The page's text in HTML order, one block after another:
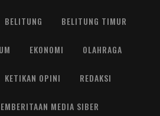
BELITUNG BELITUNG TIMUR
EKONOMI OLAHRAGA
KETIKAN OPINI REDAKSI
MEDIA SIBER